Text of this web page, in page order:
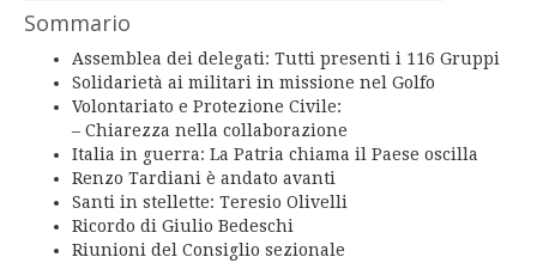
Sommario
Assemblea dei delegati: Tutti presenti i 116 Gruppi
Solidarietà ai militari in missione nel Golfo
Volontariato e Protezione Civile:
– Chiarezza nella collaborazione
Italia in guerra: La Patria chiama il Paese oscilla
Renzo Tardiani è andato avanti
Santi in stellette: Teresio Olivelli
Ricordo di Giulio Bedeschi
Riunioni del Consiglio sezionale